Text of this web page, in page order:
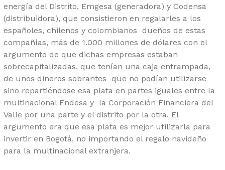
energía del Distrito, Emgesa (generadora) y Codensa
(distribuidora), que consistieron en regalarles a los
españoles, chilenos y colombianos dueños de estas
compañías, más de 1.000 millones de dólares con el
argumento de que dichas empresas estaban
sobrecapitalizadas, que tenían una caja entrampada,
de unos dineros sobrantes que no podían utilizarse
sino repartiéndose esa plata en partes iguales entre la
multinacional Endesa y la Corporación Financiera del
Valle por una parte y el distrito por la otra. El
argumento era que esa plata es mejor utilizarla para
invertir en Bogotá, no importando el regalo navideño
para la multinacional extranjera.